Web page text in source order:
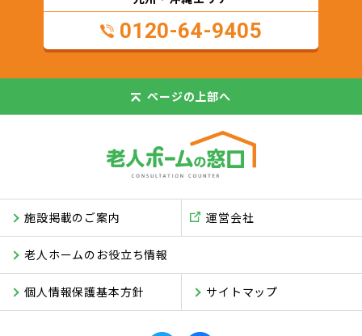
0120-64-9405
ページの 上部へ
施設掲載のご案内
老人ホームのお役立ち情報
サイトマップ
運営会社
個人情報保護基本方針